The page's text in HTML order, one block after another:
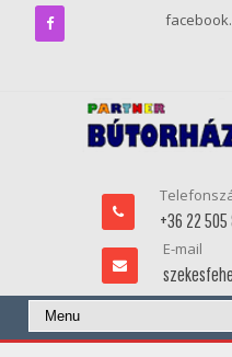
+36 22 505
E-mail